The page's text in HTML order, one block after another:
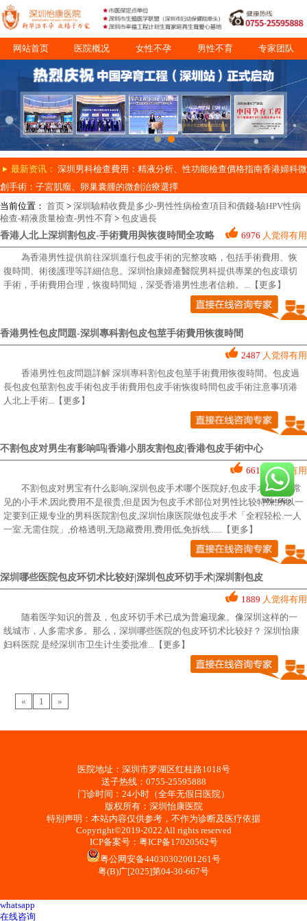
网站首页 医院概况 女性不孕 男性不育 专家团队
诊疗项目 就医指南
最新资讯： 深圳男科檢查費用：精液分析、性功能檢查價格指南香港婦科微
創手術：子宮肌瘤、卵巢囊腫的微創治療選擇
当前位置： 首页 > 深圳驗精收費是多少-男性性病檢查項目和價錢-驗HPV性病
檢查-精液质量檢查-男性不育 > 包皮過長
香港人北上深圳割包皮-手術費用與恢復時間全攻略
6976 人觉得有用
為香港男性提供前往深圳進行包皮手術的完整攻略，包括手術費用、恢
復時間、術後護理等詳細信息。深圳怡康婦產醫院男科提供專業的包皮環切
手術，手術費用合理，恢復時間短，深受香港男性患者信賴。 ...【更多】
香港男性包皮問題-深圳專科割包皮包莖手術費用恢復時間
2487 人觉得有用
香港男性包皮問題詳解 深圳專科割包皮包莖手術費用恢復時間。包皮過
長包皮包莖割包皮手術包皮手術費用包皮手術恢復時間包皮手術注意事項港
人北上手術 ...【更多】
不割包皮对男生有影响吗|香港小朋友割包皮|香港包皮手術中心
661
人觉得有用
不割包皮对男宝有什么影响,深圳包皮手术哪个医院好,包皮手术是一种常
见的小手术,因此费用不是很贵,但是因为包皮手术部位对男性比较特殊,所以一
定要到正规专业的男科医院割包皮,深圳怡康医院做包皮手术「全程轻松.一人
一室.无需住院」,价格透明,无隐藏费用,费用低,免拆线...
...【更多】
深圳哪些医院包皮环切术比较好|深圳包皮环切手术|深圳割包皮
1889 人觉得有用
随着医学知识的普及，包皮环切手术已成为普遍现象。像深圳这样的一
线城市，人多需求多。那么，深圳哪些医院的包皮环切术比较好？ 深圳怡康
妇科医院 是经深圳市卫生计生委批准...【更多】
« 1 »
医院地址：深圳市罗湖区红桂路1018号
送子热线：0755-25595888
门诊时间：24小时（全年无假日医院）
版权所有：深圳怡康医院
特别声明：本站内容仅供参考，不作为诊断及医疗依据
Copyright©2019-2022 All rights reserved
ICP备案号： 粤ICP备17020562号
粤公网安备44030302001261号
粤(B)广[2025]第04-30-667号
whatsapp
在线咨询